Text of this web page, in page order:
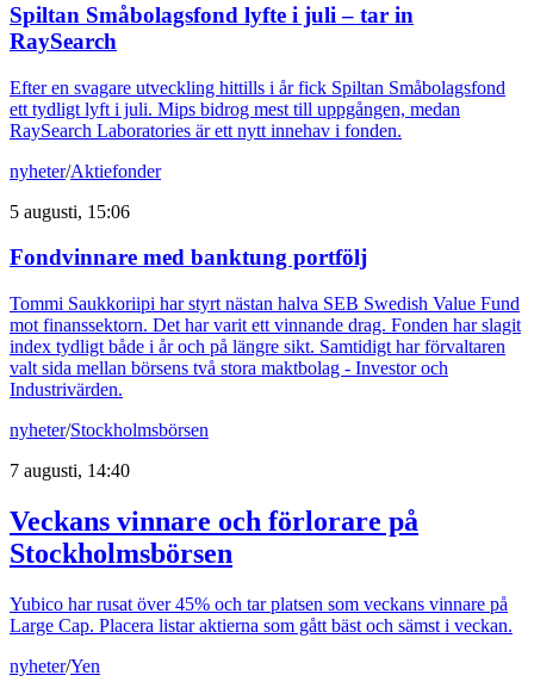
Spiltan Småbolagsfond lyfte i juli – tar in
RaySearch
Efter en svagare utveckling hittills i år fick Spiltan Småbolagsfond
ett tydligt lyft i juli. Mips bidrog mest till uppgången, medan
RaySearch Laboratories är ett nytt innehav i fonden.
nyheter/Aktiefonder
5 augusti, 15:06
Fondvinnare med banktung portfölj
Tommi Saukkoriipi har styrt nästan halva SEB Swedish Value Fund
mot finanssektorn. Det har varit ett vinnande drag. Fonden har slagit
index tydligt både i år och på längre sikt. Samtidigt har förvaltaren
valt sida mellan börsens två stora maktbolag - Investor och
Industrivärden.
nyheter/Stockholmsbörsen
7 augusti, 14:40
Veckans vinnare och förlorare på
Stockholmsbörsen
Yubico har rusat över 45% och tar platsen som veckans vinnare på
Large Cap. Placera listar aktierna som gått bäst och sämst i veckan.
nyheter/Yen